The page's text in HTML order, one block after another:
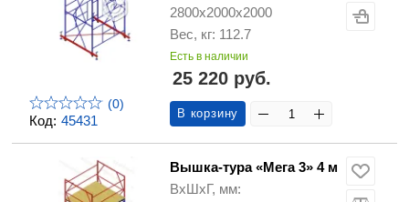
Код: 45431
(0)
2800х2000х2000
Вес, кг: 112.7
Есть в наличии
25 220 руб.
В корзину
Вышка-тура «Мега 3» 4 м
ВхШхГ, мм: